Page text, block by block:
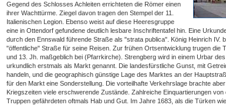
Gegend des Schlosses Achleiten errichteten die Römer einen
ihrer Wachttürme. Ziegel davon tragen den Stempel der 11.
Italienischen Legion. Ebenso weist auf diese Heeresgruppe
eine in Ottendorf gefundene deutlich lesbare Inschriftentafel hin. Eine
durch den Ennswald führende Straße als "strata publica". König Heinrich IV.
"öffentliche" Straße für seine Reisen. Zur frühen Ortsentwicklung trugen die
und 13. Jh. maßgeblich bei (Pfarrkirche). Strengberg wird in einem Urbar
urkundlich erstmals als Markt genannt. Die landesfürstliche Gunst, mit
handeln, und die geographisch günstige Lage des Marktes an der
für den Markt eine Sonderstellung. Die vorteilhafte Verkehrslage brachte
Kriegszeiten viele erschwerende Zustände. Zahlreiche Einquartierungen
Truppen gefährdeten oftmals Hab und Gut. Im Jahre 1683, als die Türken